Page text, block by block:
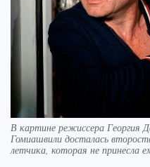
В картине режиссера Георгия
Гомиашвили досталась
летчика, которая не принесла